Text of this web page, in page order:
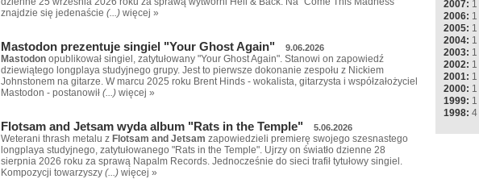
znajdzie się jedenaście (...) więcej »
Mastodon prezentuje singiel "Your Ghost Again" 9.06.2026
Mastodon opublikował singiel, zatytułowany "Your Ghost Again". Stanowi on zapowiedź
dziewiątego longplaya studyjnego grupy. Jest to pierwsze dokonanie zespołu z Nickiem
Johnstonem na gitarze. W marcu 2025 roku Brent Hinds - wokalista, gitarzysta i współzałożyciel
Mastodon - postanowił (...) więcej »
Flotsam and Jetsam wyda album "Rats in the Temple" 5.06.2026
Weterani thrash metalu z Flotsam and Jetsam zapowiedzieli premierę swojego szesnastego
longplaya studyjnego, zatytułowanego "Rats in the Temple". Ujrzy on światło dzienne 28
sierpnia 2026 roku za sprawą Napalm Records. Jednocześnie do sieci trafił tytułowy singiel.
Kompozycji towarzyszy (...) więcej »
2007: 1
2006: 1
2005: 1
2004: 1
2003: 1
2002: 1
2001: 1
2000: 1
1999: 1
1998: 4